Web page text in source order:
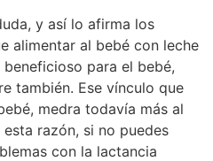
y así lo afirma los
alimentar al bebé con leche
para el bebé,
también. Ese vínculo que
medra todavía más al
razón, si no puedes
con la lactancia